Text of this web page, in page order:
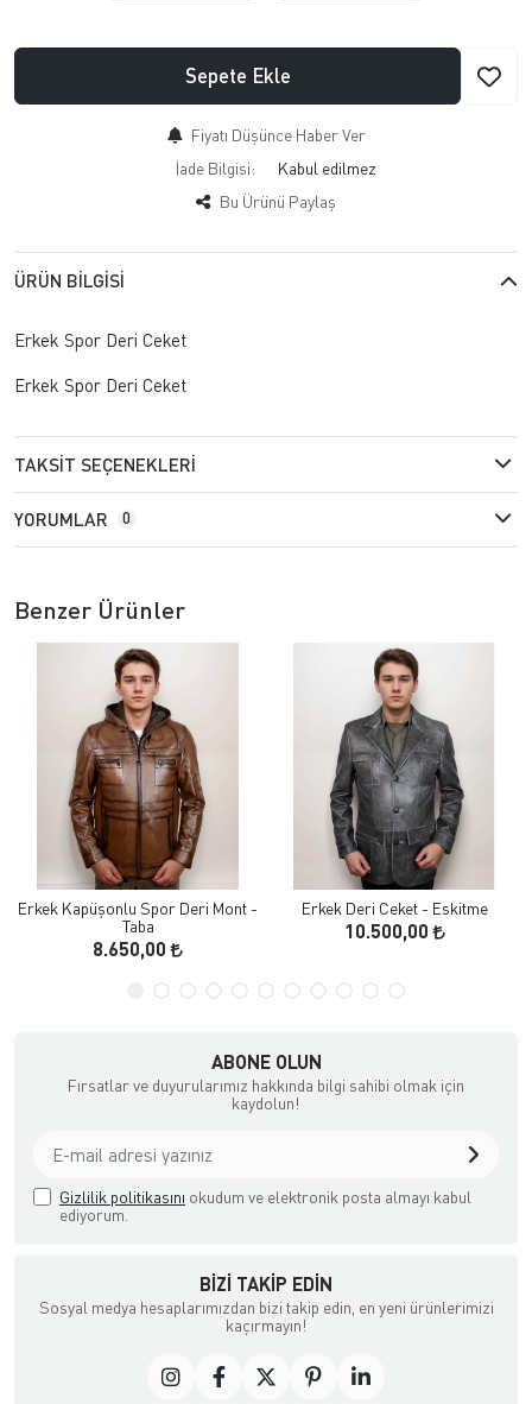
Sepete Ekle
Fiyatı Düşünce Haber Ver
İade Bilgisi:
Bu Ürünü Paylaş
ÜRÜN BILGISI
Erkek Spor Deri Ceket
Erkek Spor Deri Ceket
TAKSIT SEÇENEKLERI
YORUMLAR 0
Benzer Ürünler
Erkek Kapüşonlu Spor Deri Mont -
Taba
8.650,00
Erkek Deri Ceket - Eskitme
10.500,00
ABONE OLUN
Fırsatlar ve duyurularımız hakkında bilgi sahibi olmak için
kaydolun!
Gizlilik politikasını okudum ve elektronik posta almayı kabul
ediyorum.
BIZI TAKIP EDIN
Sosyal medya hesaplarımızdan bizi takip edin, en yeni ürünlerimizi
kaçırmayın!